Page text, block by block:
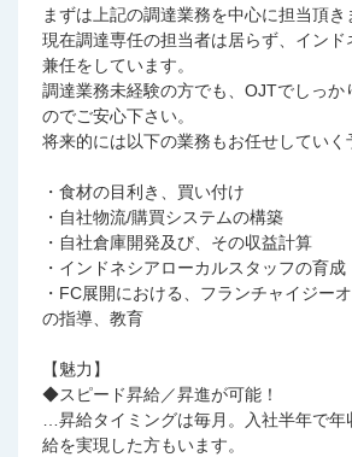
まずは上記の調達業務を中心に担当頂き
現在調達専任の担当者は居らず、イン
兼任をしています。
調達業務未経験の方でも、OJTでしっか
のでご安心下さい。
将来的には以下の業務もお任せしていく
・食材の目利き、買い付け
・自社物流/購買システムの構築
・自社倉庫開発及び、その収益計算
・インドネシアローカルスタッフの育成
・FC展開における、フランチャイジー
の指導、教育
【魅力】
◆スピード昇給／昇進が可能！
…昇給タイミングは毎月。入社半年で
給を実現した方もいます。